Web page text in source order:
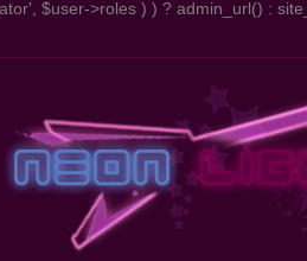
$user->roles ) ) ? admin_url() :